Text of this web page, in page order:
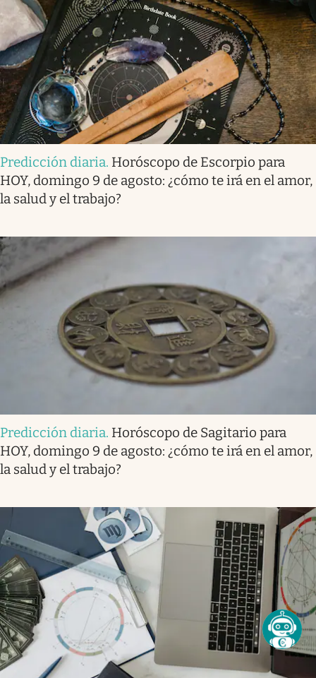
Predicción diaria. Horóscopo de Escorpio para
HOY, domingo 9 de agosto: ¿cómo te irá en el amor,
la salud y el trabajo?
Predicción diaria. Horóscopo de Sagitario para
HOY, domingo 9 de agosto: ¿cómo te irá en el amor,
la salud y el trabajo?